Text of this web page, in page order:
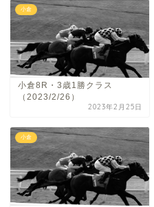
小倉
小倉8R・3歳1勝クラス
（2023/2/26）
2023年2月25日
小倉